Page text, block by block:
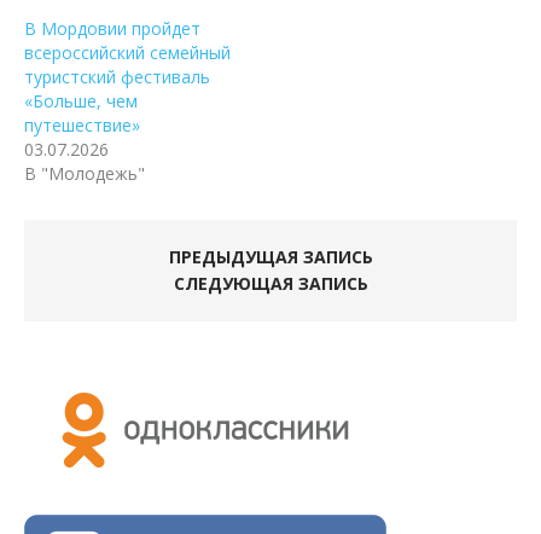
В Мордовии пройдет
всероссийский семейный
туристский фестиваль
«Больше, чем
путешествие»
03.07.2026
В "Молодежь"
ПРЕДЫДУЩАЯ ЗАПИСЬ
СЛЕДУЮЩАЯ ЗАПИСЬ